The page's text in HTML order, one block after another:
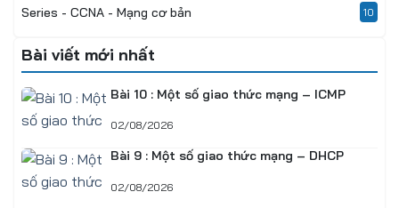
Series - CCNA - Mạng cơ bản 10
Bài viết mới nhất
Bài 10 : Một số giao thức mạng – ICMP
02/08/2026
Bài 9 : Một số giao thức mạng – DHCP
02/08/2026